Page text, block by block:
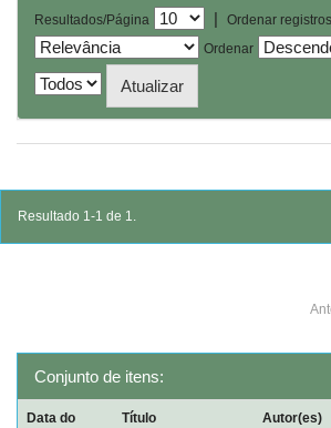
Resultados/Página |
Ordenar
Ordenar
Resultado 1-1 de 1.
Conjunto de itens:
Data do
Título Autor(es)